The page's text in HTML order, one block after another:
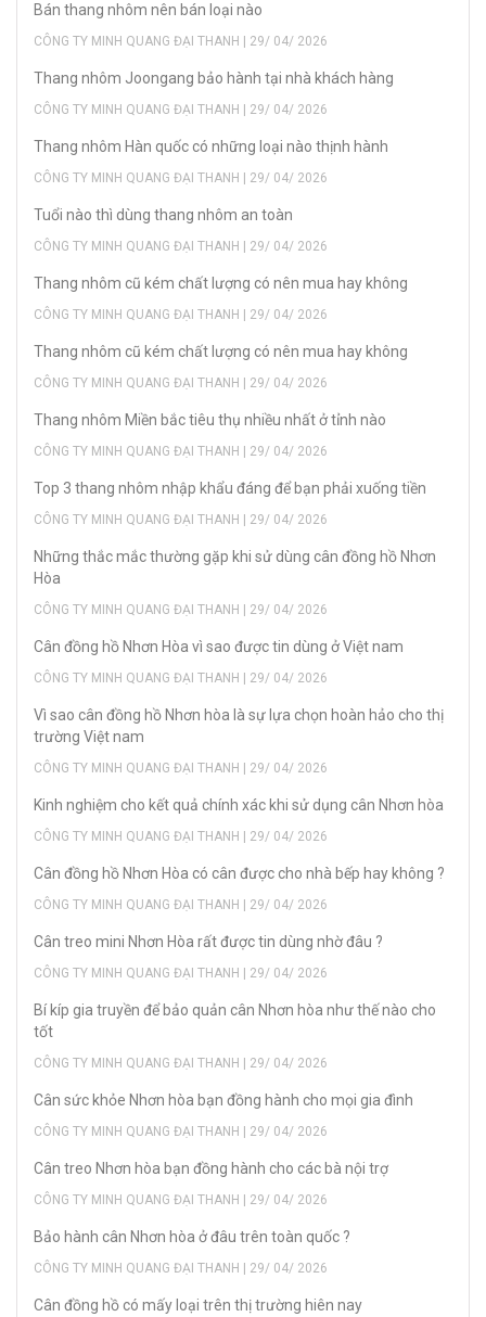
Bán thang nhôm nên bán loại nào
CÔNG TY MINH QUANG ĐẠI THANH | 29/ 04/ 2026
Thang nhôm Joongang bảo hành tại nhà khách hàng
CÔNG TY MINH QUANG ĐẠI THANH | 29/ 04/ 2026
Thang nhôm Hàn quốc có những loại nào thịnh hành
CÔNG TY MINH QUANG ĐẠI THANH | 29/ 04/ 2026
Tuổi nào thì dùng thang nhôm an toàn
CÔNG TY MINH QUANG ĐẠI THANH | 29/ 04/ 2026
Thang nhôm cũ kém chất lượng có nên mua hay không
CÔNG TY MINH QUANG ĐẠI THANH | 29/ 04/ 2026
Thang nhôm cũ kém chất lượng có nên mua hay không
CÔNG TY MINH QUANG ĐẠI THANH | 29/ 04/ 2026
Thang nhôm Miền bắc tiêu thụ nhiều nhất ở tỉnh nào
CÔNG TY MINH QUANG ĐẠI THANH | 29/ 04/ 2026
Top 3 thang nhôm nhập khẩu đáng để bạn phải xuống tiền
CÔNG TY MINH QUANG ĐẠI THANH | 29/ 04/ 2026
Những thắc mắc thường gặp khi sử dùng cân đồng hồ Nhơn
Hòa
CÔNG TY MINH QUANG ĐẠI THANH | 29/ 04/ 2026
Cân đồng hồ Nhơn Hòa vì sao được tin dùng ở Việt nam
CÔNG TY MINH QUANG ĐẠI THANH | 29/ 04/ 2026
Vì sao cân đồng hồ Nhơn hòa là sự lựa chọn hoàn hảo cho thị
trường Việt nam
CÔNG TY MINH QUANG ĐẠI THANH | 29/ 04/ 2026
Kinh nghiệm cho kết quả chính xác khi sử dụng cân Nhơn hòa
CÔNG TY MINH QUANG ĐẠI THANH | 29/ 04/ 2026
Cân đồng hồ Nhơn Hòa có cân được cho nhà bếp hay không ?
CÔNG TY MINH QUANG ĐẠI THANH | 29/ 04/ 2026
Cân treo mini Nhơn Hòa rất được tin dùng nhờ đâu ?
CÔNG TY MINH QUANG ĐẠI THANH | 29/ 04/ 2026
Bí kíp gia truyền để bảo quản cân Nhơn hòa như thế nào cho
tốt
CÔNG TY MINH QUANG ĐẠI THANH | 29/ 04/ 2026
Cân sức khỏe Nhơn hòa bạn đồng hành cho mọi gia đình
CÔNG TY MINH QUANG ĐẠI THANH | 29/ 04/ 2026
Cân treo Nhơn hòa bạn đồng hành cho các bà nội trợ
CÔNG TY MINH QUANG ĐẠI THANH | 29/ 04/ 2026
Bảo hành cân Nhơn hòa ở đâu trên toàn quốc ?
CÔNG TY MINH QUANG ĐẠI THANH | 29/ 04/ 2026
Cân đồng hồ có mấy loại trên thị trường hiên nay